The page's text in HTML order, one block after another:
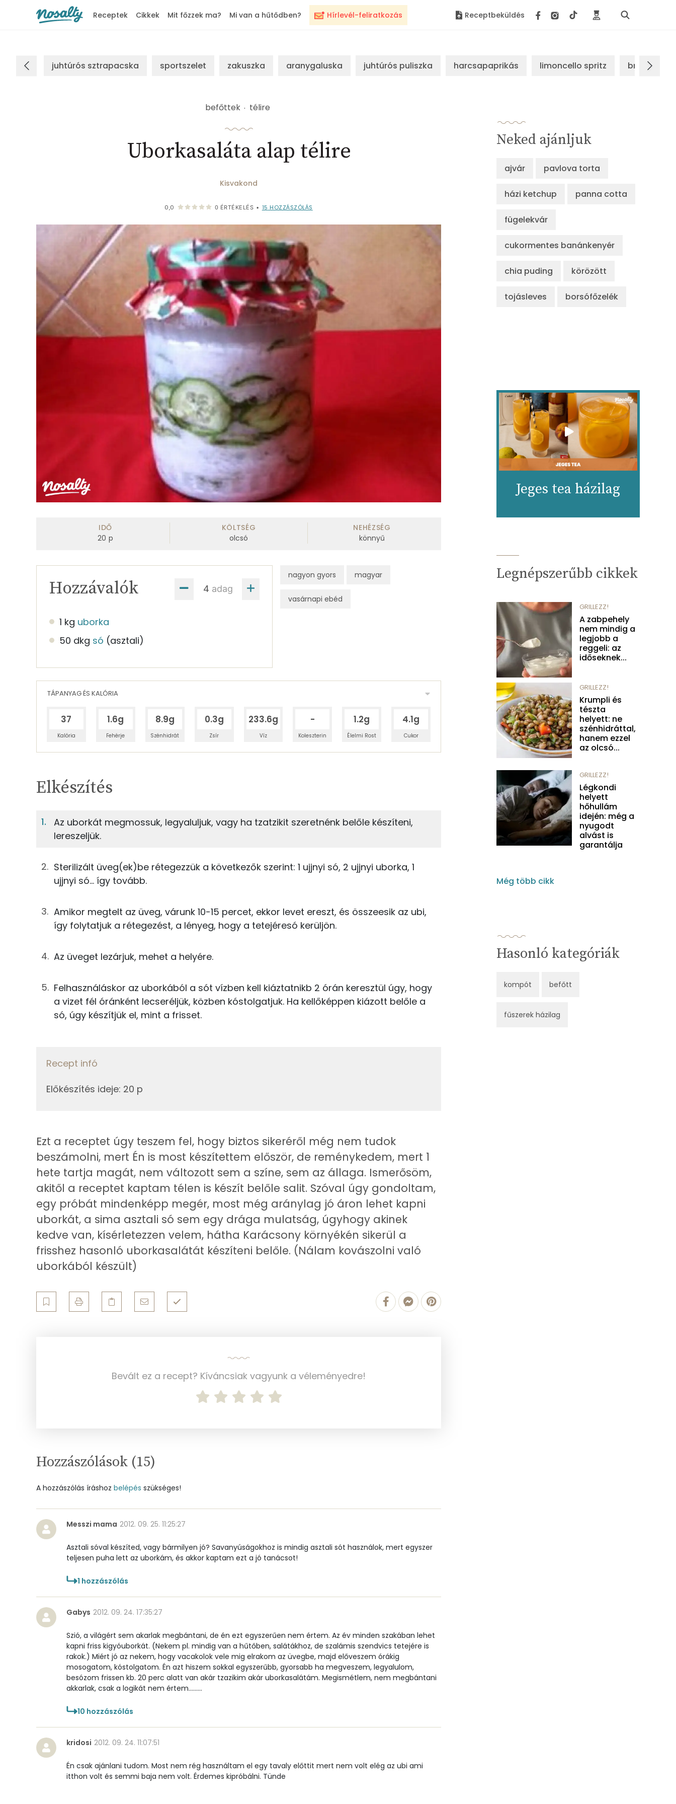
Hírlevél-feliratkozás
Receptek Cikkek Mit főzzek ma? Mi van a hűtődben? Receptbeküldés
juhtúrós sztrapacska sportszelet zakuszka aranygaluska juhtúrós puliszka harcsapaprikás limoncello spritz brassói
befőttek télire
Uborkasaláta alap télire
Kisvakond
0,0 0 ÉRTÉKELÉS • 15 HOZZÁSZÓLÁS
IDŐ
20 p
KÖLTSÉG
olcsó
NEHÉZSÉG
könnyű
adag
Hozzávalók
1 kg uborka
50 dkg só (asztali)
nagyon gyors magyar
vasárnapi ebéd
TÁPANYAG ÉS KALÓRIA
37
Kalória
1.6g
Fehérje
8.9g
Szénhidrát
0.3g
Zsír
233.6g
Víz
-
Koleszterin
1.2g
Élelmi Rost
4.1g
Cukor
250guborka
125gsó 0 kcal
TÁPANYAGTARTALOM
TOP ásványi anyagok
Kálcium
Vas
C vitamin:
B6 vitamin:
Összesen
Zsír
Telített zsírsav
Egyszeresen telítetlen zsírsav:
0 g
Többszörösen telítetlen zsírsav
0 g
Koleszterin
0 mg
Ásványi anyagok
Összesen
Szelén
1 mg
Mangán
Összesen
Cukor
4 mg
Víz
Vitaminok
Összesen
0
B12 Vitamin:
E vitamin:
0 mg
Elkészítés
Az uborkát megmossuk, legyaluljuk, vagy ha tzatzikit szeretnénk belőle készíteni,
lereszeljük.
Sterilizált üveg(ek)be rétegezzük a következők szerint: 1 ujjnyi só, 2 ujjnyi uborka, 1
ujjnyi só... így tovább.
Amikor megtelt az üveg, várunk 10-15 percet, ekkor levet ereszt, és összeesik az ubi,
így folytatjuk a rétegezést, a lényeg, hogy a tetejéresó kerüljön.
Az üveget lezárjuk, mehet a helyére.
Felhasználáskor az uborkából a sót vízben kell kiáztatnikb 2 órán keresztül úgy, hogy
a vizet fél óránként lecseréljük, közben kóstolgatjuk. Ha kellőképpen kiázott belőle a
só, úgy készítjük el, mint a frisset.
Recept infó
Előkészítés ideje: 20 p
Ezt a receptet úgy teszem fel, hogy biztos sikeréről még nem tudok
beszámolni, mert Én is most készítettem először, de reménykedem, mert 1
hete tartja magát, nem változott sem a színe, sem az állaga. Ismerősöm,
akitől a receptet kaptam télen is készít belőle salit. Szóval úgy gondoltam,
egy próbát mindenképp megér, most még aránylag jó áron lehet kapni
uborkát, a sima asztali só sem egy drága mulatság, úgyhogy akinek
kedve van, kísérletezzen velem, hátha Karácsony környékén sikerül a
frisshez hasonló uborkasalátát készíteni belőle. (Nálam kovászolni való
uborkából készült)
Bevált ez a recept? Kíváncsiak vagyunk a véleményedre!
Hozzászólások (15)
A hozzászólás íráshoz belépés szükséges!
Messzi mama 2012. 09. 25. 11:25:27
Asztali sóval készíted, vagy bármilyen jó? Savanyúságokhoz is mindig asztali sót használok, mert egyszer
teljesen puha lett az uborkám, és akkor kaptam ezt a jó tanácsot!
1 hozzászólás
Gabys 2012. 09. 24. 17:35:27
Szió, a világért sem akarlak megbántani, de én ezt egyszerűen nem értem. Az év minden szakában lehet
kapni friss kigyóuborkát. (Nekem pl. mindig van a hűtőben, salátákhoz, de szalámis szendvics tetejére is
rakok.) Miért jó az nekem, hogy vacakolok vele mig elrakom az üvegbe, majd előveszem órákig
mosogatom, kóstolgatom. Én azt hiszem sokkal egyszerűbb, gyorsabb ha megveszem, legyalulom,
besózom frissen kb. 20 perc alatt van akár tzazikim akár uborkasalátám. Megismétlem, nem megbántani
akkarlak, csak a logikát nem értem.........
10 hozzászólás
kridosi 2012. 09. 24. 11:07:51
Én csak ajánlani tudom. Most nem rég használtam el egy tavaly előttit mert nem volt elég az ubi ami
itthon volt és semmi baja nem volt. Érdemes kipróbálni. Tünde
Neked ajánljuk
ajvár pavlova torta
házi ketchup panna cotta
fügelekvár
cukormentes banánkenyér
chia puding körözött
tojásleves borsófőzelék
Jeges tea házilag
Legnépszerűbb cikkek
GRILLEZZ!
A zabpehely
nem mindig a
legjobb a
reggeli: az
időseknek...
GRILLEZZ!
Krumpli és
tészta
helyett: ne
szénhidráttal,
hanem ezzel
az olcsó...
GRILLEZZ!
Légkondi
helyett
hőhullám
idején: még a
nyugodt
alvást is
garantálja
Még több cikk
Hasonló kategóriák
kompót befőtt
fűszerek házilag